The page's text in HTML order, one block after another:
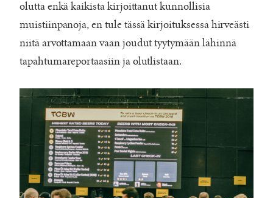
olutta enkä kaikista kirjoittanut kunnollisia
muistiinpanoja, en tule tässä kirjoituksessa hirveästi
niitä arvottamaan vaan joudut tyytymään lähinnä
tapahtumareportaasiin ja olutlistaan.